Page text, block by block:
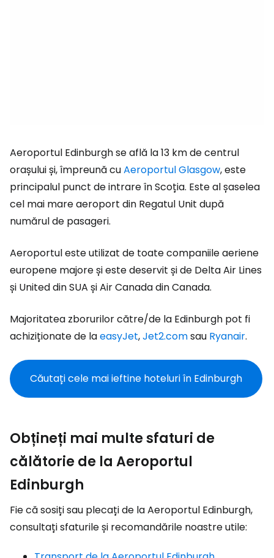
Aeroportul Edinburgh se află la 13 km de centrul
orașului și, împreună cuAeroportul Glasgow, este
principalul punct de intrare în Scoția. Este al șaselea
cel mai mare aeroport din Regatul Unit după
numărul de pasageri.
Aeroportul este utilizat de toate companiile aeriene
europene majore și este deservit și de Delta Air Lines
și United din SUA și Air Canada din Canada.
Majoritatea zborurilor către/de la Edinburgh pot fi
achiziționate de laeasyJet,Jet2.comsau Ryanair.
Căutați cele mai ieftine hoteluri în Edinburgh
Obțineți mai multe sfaturi de
călătorie de la Aeroportul
Edinburgh
Fie că sosiți sau plecați de la Aeroportul Edinburgh,
consultați sfaturile și recomandările noastre utile: